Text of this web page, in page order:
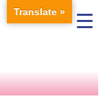
Translate »